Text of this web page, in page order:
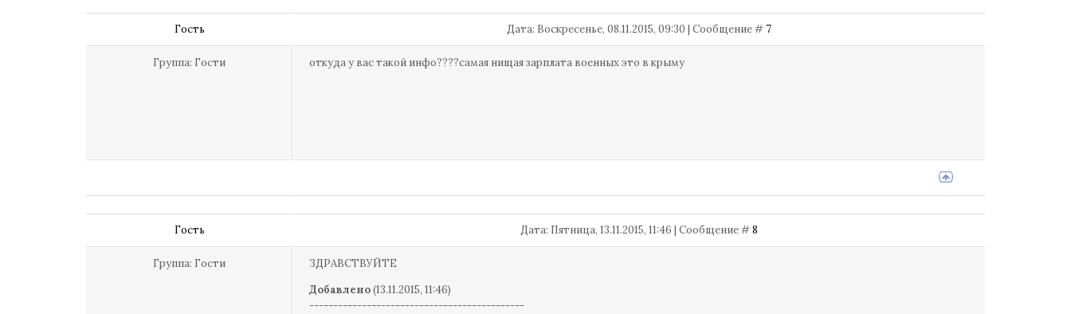
Гость Дата: Воскресенье, 08.11.2015, 09:30 | Сообщение # 7
Группа: Гости откуда у вас такой инфо????самая нищая зарплата военных это в крыму
Гость Дата: Пятница, 13.11.2015, 11:46 | Сообщение #8
Группа: Гости
ЗДРАВСТВУЙТЕ
Добавлено(13.11.2015, 11:46)
---------------------------------------------